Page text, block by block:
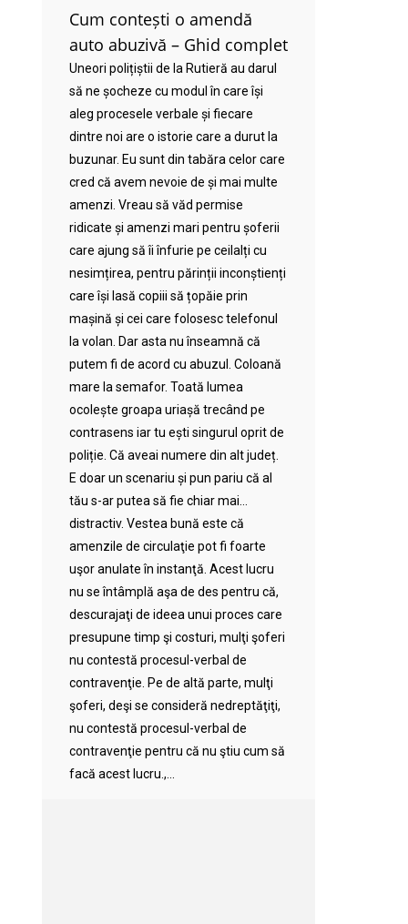
Cum contești o amendă
auto abuzivă – Ghid complet
Uneori polițiștii de la Rutieră au darul
să ne șocheze cu modul în care își
aleg procesele verbale și fiecare
dintre noi are o istorie care a durut la
buzunar. Eu sunt din tabăra celor care
cred că avem nevoie de și mai multe
amenzi. Vreau să văd permise
ridicate și amenzi mari pentru șoferii
care ajung să îi înfurie pe ceilalți cu
nesimțirea, pentru părinții inconștienți
care își lasă copiii să țopăie prin
mașină și cei care folosesc telefonul
la volan. Dar asta nu înseamnă că
putem fi de acord cu abuzul. Coloană
mare la semafor. Toată lumea
ocolește groapa uriașă trecând pe
contrasens iar tu ești singurul oprit de
poliție. Că aveai numere din alt județ.
E doar un scenariu și pun pariu că al
tău s-ar putea să fie chiar mai…
distractiv. Vestea bună este că
amenzile de circulaţie pot fi foarte
uşor anulate în instanţă. Acest lucru
nu se întâmplă aşa de des pentru că,
descurajaţi de ideea unui proces care
presupune timp şi costuri, mulţi şoferi
nu contestă procesul-verbal de
contravenţie. Pe de altă parte, mulţi
şoferi, deşi se consideră nedreptăţiţi,
nu contestă procesul-verbal de
contravenţie pentru că nu ştiu cum să
facă acest lucru.,...